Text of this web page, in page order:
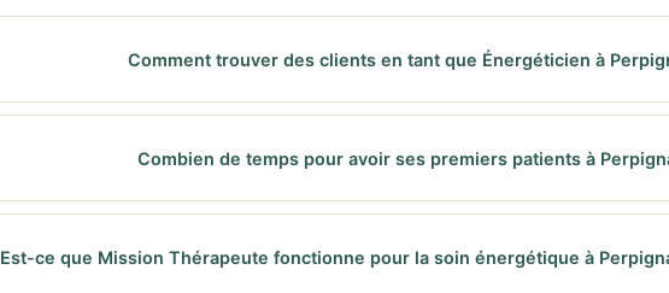
Comment trouver des clients en tant que Énergéticien à
Combien de temps pour avoir ses premiers patients à
Est-ce que Mission Thérapeute fonctionne pour la soin énergétique à